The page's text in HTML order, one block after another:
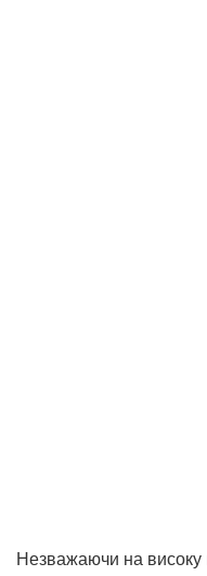
Незважаючи на високу